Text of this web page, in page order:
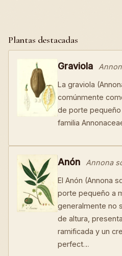
Plantas destacadas
Graviola
La graviola
comúnmente
de porte
familia
Anón Annona
El Anón (Annona
porte pequeño a
generalmente no
de altura,
ramificada y un
perfect…